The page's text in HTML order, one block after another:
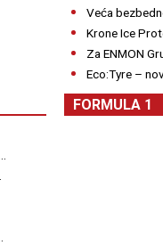
Veća
Krone Ice
Za ENMON
Eco:Tyre –
FORMULA 1